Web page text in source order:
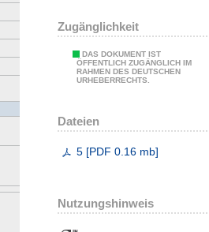
Zugänglichkeit
DAS DOKUMENT IST
ÖFFENTLICH ZUGÄNGLICH IM
RAHMEN DES DEUTSCHEN
URHEBERRECHTS.
Dateien
5 [PDF 0.16 mb]
Nutzungshinweis